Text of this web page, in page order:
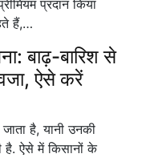
प्रदान किया
हैं,…
बाढ़-बारिश से
ऐसे करें
है, यानी उनकी
है. ऐसे में किसानों के